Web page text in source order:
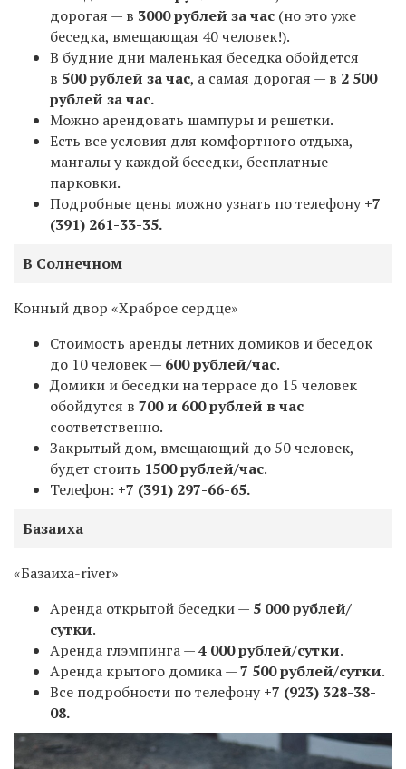
дорогая — в 3000 рублей за час (но это уже
беседка, вмещающая 40 человек!).
В будние дни маленькая беседка обойдется
в 500 рублей за час, а самая дорогая — в 2 500
рублей за час.
Можно арендовать шампуры и решетки.
Есть все условия для комфортного отдыха,
мангалы у каждой беседки, бесплатные
парковки.
Подробные цены можно узнать по телефону +7
(391) 261-33-35.
В Солнечном
Конный двор «Храброе сердце»
Стоимость аренды летних домиков и беседок
до 10 человек — 600 рублей/час.
Домики и беседки на террасе до 15 человек
обойдутся в 700 и 600 рублей в час
соответственно.
Закрытый дом, вмещающий до 50 человек,
будет стоить 1500рублей/час.
Телефон: +7 (391) 297-66-65.
Базаиха
«Базаиха-river»
Аренда открытой беседки — 5 000 рублей/
сутки.
Аренда глэмпинга —4 000 рублей/сутки.
Аренда крытого домика —7 500 рублей/сутки.
Все подробности по телефону+7 (923) 328-38-
08.